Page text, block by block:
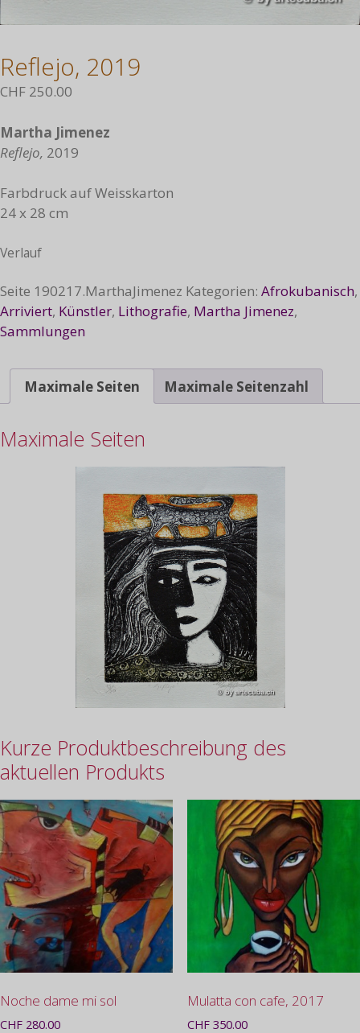
Reflejo, 2019
CHF 250.00
Martha Jimenez
Reflejo, 2019
Farbdruck auf Weisskarton
24 x 28 cm
Verlauf
Seite 190217.MarthaJimenez Kategorien: Afrokubanisch,
Arriviert, Künstler, Lithografie, Martha Jimenez,
Sammlungen
Maximale Seiten Maximale Seitenzahl
Maximale Seiten
Kurze Produktbeschreibung des
aktuellen Produkts
Noche dame mi sol
CHF 280.00
Mulatta con cafe, 2017
CHF350.00